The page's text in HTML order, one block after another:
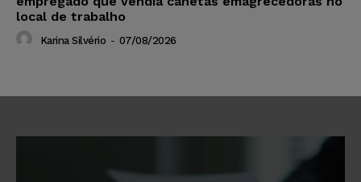
local de trabalho
Karina Silvério - 07/08/2026